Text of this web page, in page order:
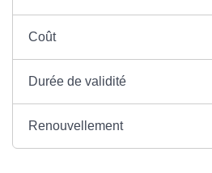
Coût
Durée de validité
Renouvellement